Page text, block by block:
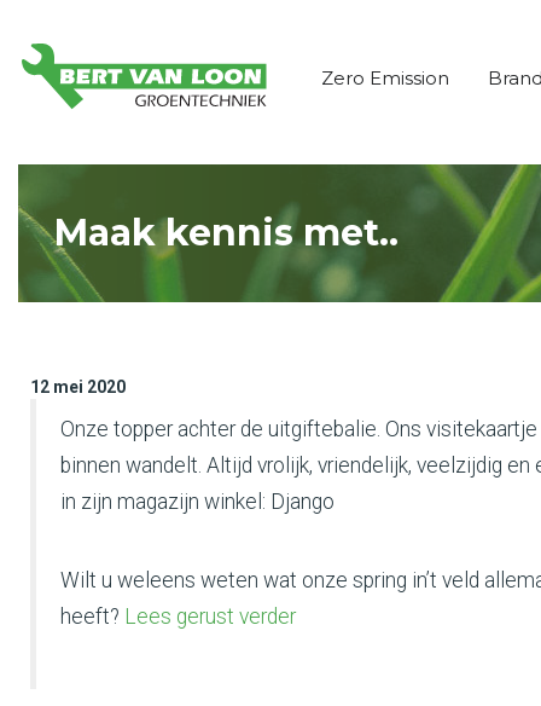
Zero Emission
Maak kennis met..
12 mei 2020
Onze topper achter de uitgiftebalie. Ons
binnen wandelt. Altijd vrolijk, vriendelijk, veelzijdig en
in zijn magazijn winkel: Django
Wilt u weleens weten wat onze spring in’t veld
heeft? Lees gerust verder